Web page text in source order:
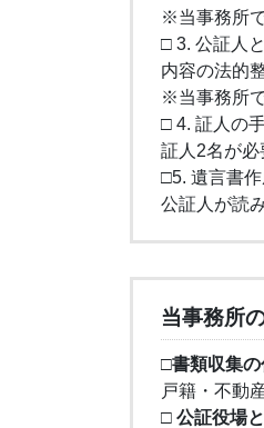
※当事務所
□ 3. 公証人
内容の法的
※当事務所
□ 4. 証人の
証人2名が
□5. 遺言書作
公証人が読
当事務所
□書類収集の
戸籍・不動
□ 公証役場